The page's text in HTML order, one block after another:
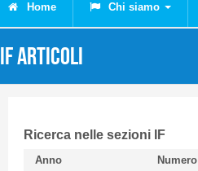
Home Chi siamo
IF Articoli
Ricerca nelle sezioni IF
Anno Numero